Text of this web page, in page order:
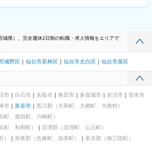
城県）、完全週休2日制の転職・求人情報をエリアで
城野区 仙台市若林区 仙台市太白区 仙台市泉区
市 白石市 名取市 角田市 多賀城市 岩沼市
登米市
市 富谷市
黒川郡（大和町、大郷町、大衡村）
町、柴田町、川崎町）
町、利府町）
亘理郡（亘理町、山元町）
）
加美郡（色麻町、加美町）
本吉郡（南三陸町）